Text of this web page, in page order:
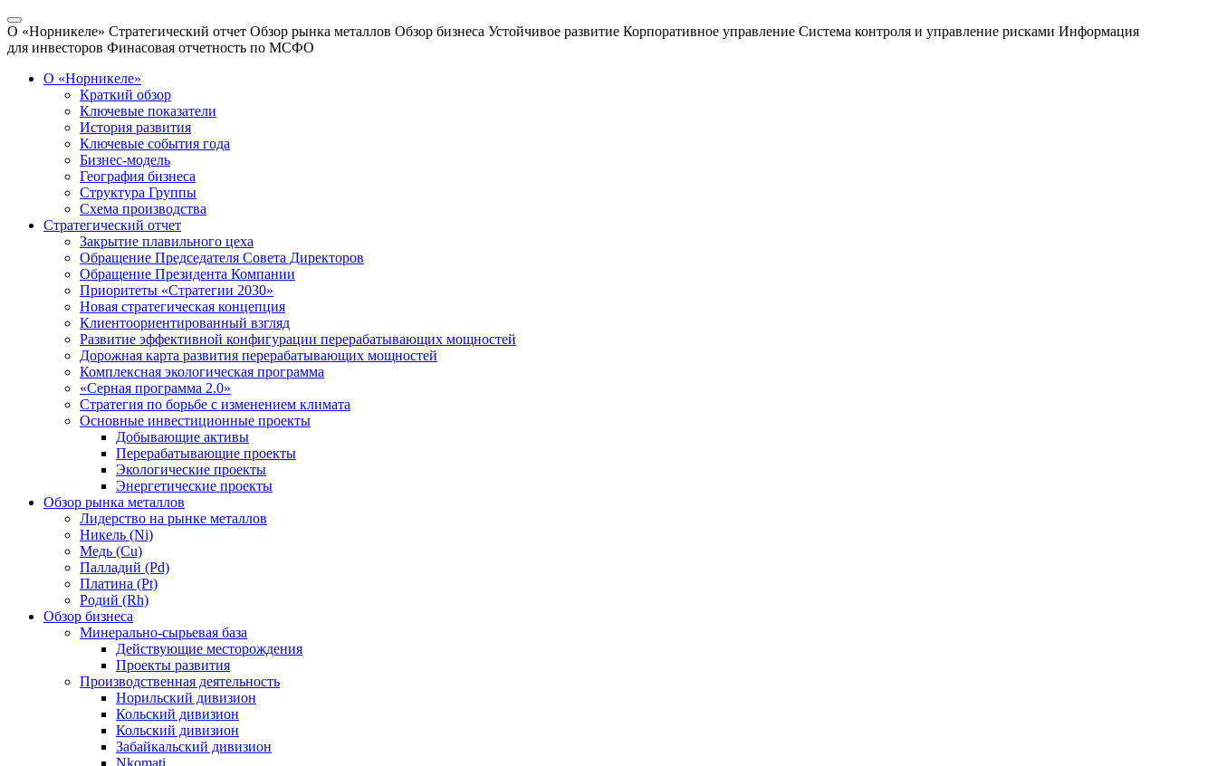
О «Норникеле» Стратегический отчет Обзор рынка металлов Обзор бизнеса Устойчивое развитие Корпоративное управление Система контроля и управление рисками Информация
для инвесторов Финасовая отчетность по МСФО
О «Норникеле»
Краткий обзор
Ключевые показатели
История развития
Ключевые события года
Бизнес-модель
География бизнеса
Структура Группы
Схема производства
Стратегический отчет
Закрытие плавильного цеха
Обращение Председателя Совета Директоров
Обращение Президента Компании
Приоритеты «Стратегии 2030»
Новая стратегическая концепция
Клиентоориентированный взгляд
Развитие эффективной конфигурации перерабатывающих мощностей
Дорожная карта развития перерабатывающих мощностей
Комплексная экологическая программа
«Серная программа 2.0»
Стратегия по борьбе с изменением климата
Основные инвестиционные проекты
Добывающие активы
Перерабатывающие проекты
Экологические проекты
Энергетические проекты
Обзор рынка металлов
Лидерство на рынке металлов
Никель (Ni)
Медь (Cu)
Палладий (Pd)
Платина (Pt)
Родий (Rh)
Обзор бизнеса
Минерально-сырьевая база
Действующие месторождения
Проекты развития
Производственная деятельность
Норильский дивизион
Кольский дивизион
Кольский дивизион
Забайкальский дивизион
Nkomati